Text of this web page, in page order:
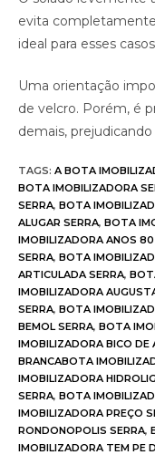
evita
ideal para esses
Uma orientação
de velcro. Porém, é
demais, prejudicando
TAGS: A BOTA
BOTA IMOBILIZADORA
SERRA, BOTA
ALUGAR SERRA, BOTA
IMOBILIZADORA ANOS 80
SERRA, BOTA
ARTICULADA SERRA,
IMOBILIZADORA
SERRA, BOTA
BEMOL SERRA, BOTA
IMOBILIZADORA BICO DE
BRANCABOTA
IMOBILIZADORA
SERRA, BOTA
IMOBILIZADORA PREÇO
RONDONOPOLIS SERRA,
IMOBILIZADORA TEM PE